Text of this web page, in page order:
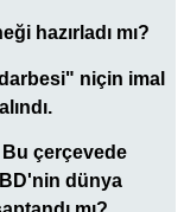
hazırladı mı?
niçin imal
çerçevede
dünya